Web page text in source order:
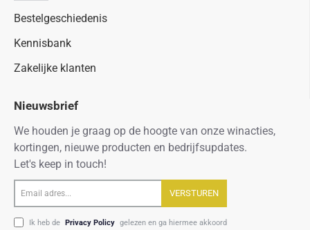
Bestelgeschiedenis
Kennisbank
Zakelijke klanten
Nieuwsbrief
We houden je graag op de hoogte van onze winacties,
kortingen, nieuwe producten en bedrijfsupdates.
Let's keep in touch!
adres...
VERSTUREN
Ik heb de Privacy Policy gelezen en ga hiermee akkoord